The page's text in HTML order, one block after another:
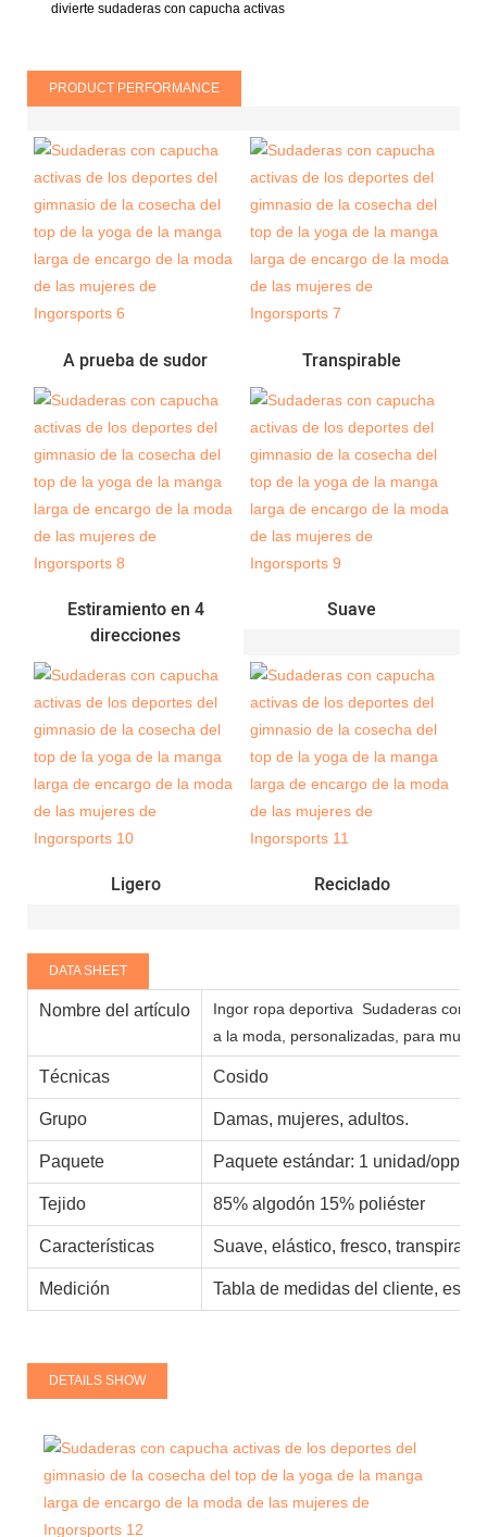
divierte sudaderas con capucha activas
PRODUCT PERFORMANCE
A prueba de sudor Transpirable
Estiramiento en 4
direcciones
Suave
Ligero Reciclado
DATA SHEET
Nombre del artículo Ingor ropa deportiva Sudaderas con
a la moda, personalizadas, para mujer
Técnicas Cosido
Grupo Damas, mujeres, adultos.
Paquete Paquete estándar: 1 unidad/opp
Tejido 85% algodón 15% poliéster
Características Suave, elástico, fresco,
Medición Tabla de medidas del cliente,
DETAILS SHOW